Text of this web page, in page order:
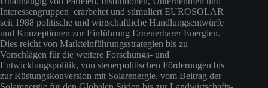
Interessengruppen erarbeitet und stimuliert EUROSOLAR
seit 1988 politische und wirtschaftliche Handlungsentwürfe
und Konzeptionen zur Einführung Erneuerbarer Energien.
Dies reicht von Markteinführungsstrategien bis zu
Vorschlägen für die weitere Forschungs- und
Entwicklungspolitik, von steuerpolitischen Förderungen bis
zur Rüstungskonversion mit Solarenergie, vom Beitrag der